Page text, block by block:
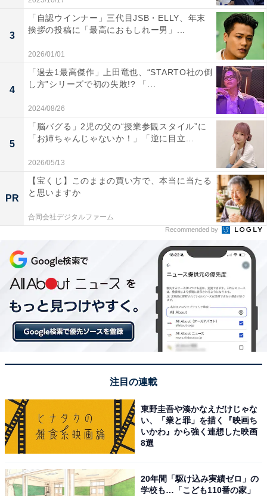
3
「自認ウインナー」三代目JSB・ELLY、年末
挨拶の投稿に「最高におもしれー男」...
2026/01/01
4
「過去1最高傑作」上田竜也、“STARTO社の倒
し方”シリーズで初の失敗!? 「...
2024/08/26
5
「脳バグる」2児の父の“授業参観スタイル”に
「お姉ちゃんじゃないか！」「逆に目立...
2026/05/13
PR
【宝くじ】このままの買い方で、本当に当たる
と思いますか
合同会社デジタルファーム
Recommended by
注目の連載
東野圭吾や湊かなえだけじゃな
い、「業と罪」を描く『映画ち
いかわ』から強く連想した映画
8選
20年間「駆け込み実績ゼロ」の
学校も…「こども110番の家」